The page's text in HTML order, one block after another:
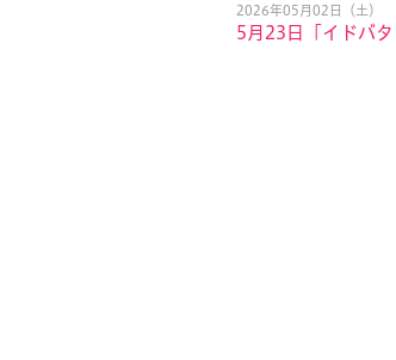
2026年05月02日（土）
5月23日「イドバタ